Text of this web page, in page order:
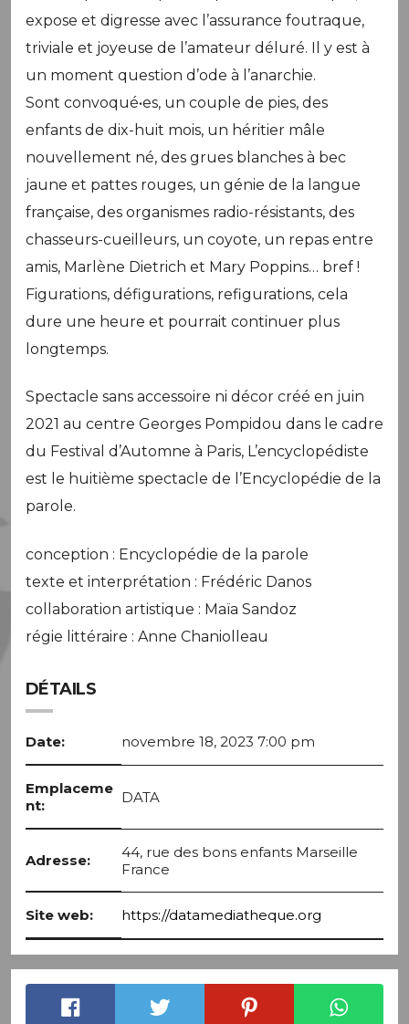
expose et digresse avec l’assurance foutraque,
triviale et joyeuse de l’amateur déluré. Il y est à
un moment question d’ode à l’anarchie.
Sont convoqué•es, un couple de pies, des
enfants de dix-huit mois, un héritier mâle
nouvellement né, des grues blanches à bec
jaune et pattes rouges, un génie de la langue
française, des organismes radio-résistants, des
chasseurs-cueilleurs, un coyote, un repas entre
amis, Marlène Dietrich et Mary Poppins… bref !
Figurations, défigurations, refigurations, cela
dure une heure et pourrait continuer plus
longtemps.
Spectacle sans accessoire ni décor créé en juin
2021 au centre Georges Pompidou dans le cadre
du Festival d’Automne à Paris, L’encyclopédiste
est le huitième spectacle de l’Encyclopédie de la
parole.
conception : Encyclopédie de la parole
texte et interprétation : Frédéric Danos
collaboration artistique : Maïa Sandoz
régie littéraire : Anne Chaniolleau
DÉTAILS
Date: novembre 18, 2023 7:00 pm
Emplaceme
nt:
DATA
Adresse:
44, rue des bons enfants Marseille
France
Site web: https://datamediatheque.org